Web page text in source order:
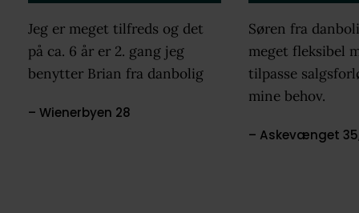
Jeg er meget tilfreds og det
på ca. 6 år er 2. gang jeg
benytter Brian fra danbolig
– Wienerbyen 28
Søren fra
meget fleksibel
tilpasse
mine behov.
– Askevænget